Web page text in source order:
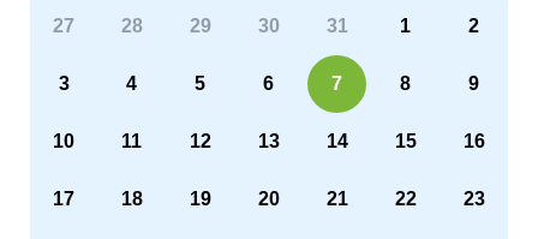
27 28 29 30 31 1 2
3 4 5 6 7 8 9
10 11 12 13 14 15 16
17 18 19 20 21 22 23